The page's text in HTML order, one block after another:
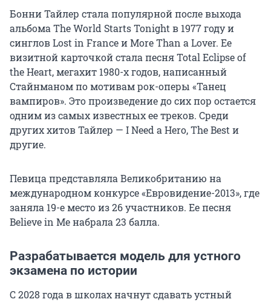
Бонни Тайлер стала популярной после выхода
альбома The World Starts Tonight в 1977 году и
синглов Lost in France и More Than a Lover. Ее
визитной карточкой стала песня Total Eclipse of
the Heart, мегахит 1980-х годов, написанный
Стайнманом по мотивам рок-оперы «Танец
вампиров». Это произведение до сих пор остается
одним из самых известных ее треков. Среди
других хитов Тайлер — I Need a Hero, The Best и
другие.
Певица представляла Великобританию на
международном конкурсе «Евровидение-2013», где
заняла 19-е место из 26 участников. Ее песня
Believe in Me набрала 23 балла.
Разрабатывается модель для устного
экзамена по истории
С 2028 года в школах начнут сдавать устный